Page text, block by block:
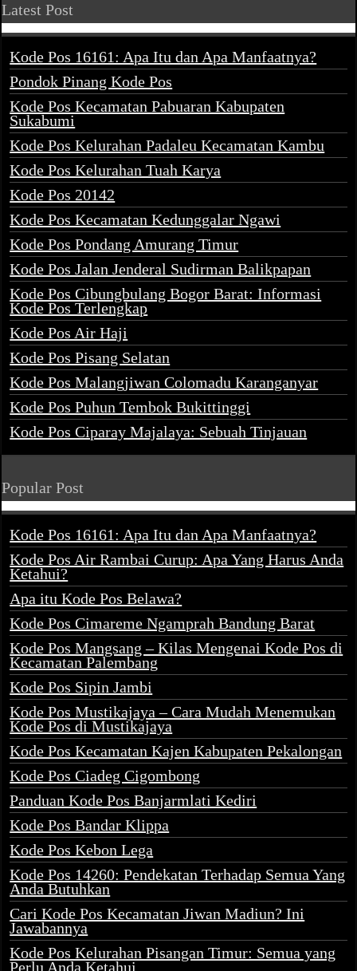
Latest Post
Kode Pos 16161: Apa Itu dan Apa Manfaatnya?
Pondok Pinang Kode Pos
Kode Pos Kecamatan Pabuaran Kabupaten
Sukabumi
Kode Pos Kelurahan Padaleu Kecamatan Kambu
Kode Pos Kelurahan Tuah Karya
Kode Pos 20142
Kode Pos Kecamatan Kedunggalar Ngawi
Kode Pos Pondang Amurang Timur
Kode Pos Jalan Jenderal Sudirman Balikpapan
Kode Pos Cibungbulang Bogor Barat: Informasi
Kode Pos Terlengkap
Kode Pos Air Haji
Kode Pos Pisang Selatan
Kode Pos Malangjiwan Colomadu Karanganyar
Kode Pos Puhun Tembok Bukittinggi
Kode Pos Ciparay Majalaya: Sebuah Tinjauan
Popular Post
Kode Pos 16161: Apa Itu dan Apa Manfaatnya?
Kode Pos Air Rambai Curup: Apa Yang Harus Anda
Ketahui?
Apa itu Kode Pos Belawa?
Kode Pos Cimareme Ngamprah Bandung Barat
Kode Pos Mangsang – Kilas Mengenai Kode Pos di
Kecamatan Palembang
Kode Pos Sipin Jambi
Kode Pos Mustikajaya – Cara Mudah Menemukan
Kode Pos di Mustikajaya
Kode Pos Kecamatan Kajen Kabupaten Pekalongan
Kode Pos Ciadeg Cigombong
Panduan Kode Pos Banjarmlati Kediri
Kode Pos Bandar Klippa
Kode Pos Kebon Lega
Kode Pos 14260: Pendekatan Terhadap Semua Yang
Anda Butuhkan
Cari Kode Pos Kecamatan Jiwan Madiun? Ini
Jawabannya
Kode Pos Kelurahan Pisangan Timur: Semua yang
Perlu Anda Ketahui